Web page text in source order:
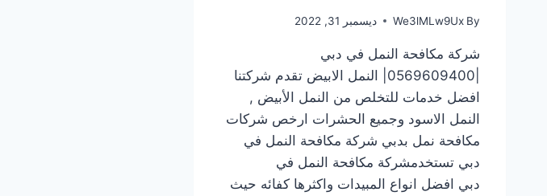
By
We3lMLw9Ux ديسمبر 31, 2022
شركة مكافحة النمل في دبي
|0569609400| النمل الابيض تقدم شركتنا
افضل خدمات للتخلص من النمل الأبيض ,
النمل الاسود وجميع الحشرات ارخص شركات
مكافحة نمل بدبي شركة مكافحة النمل في
دبي تستخدمشركة مكافحة النمل في
دبي افضل انواع المبيدات واكثرها كفائه حيث